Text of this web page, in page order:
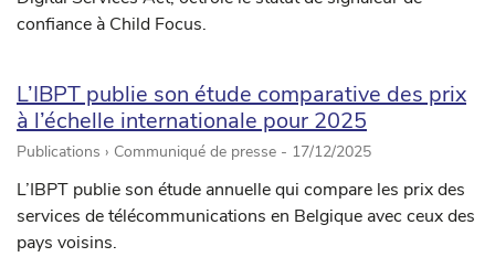
confiance à Child Focus.
L’IBPT publie son étude comparative des prix
à l’échelle internationale pour 2025
Publications › Communiqué de presse - 17/12/2025
L’IBPT publie son étude annuelle qui compare les prix des
services de télécommunications en Belgique avec ceux des
pays voisins.